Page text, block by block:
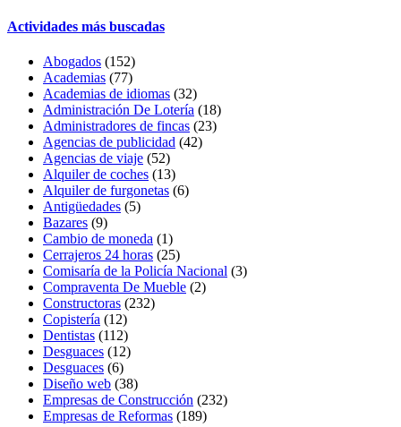
Actividades más buscadas
Abogados (152)
Academias (77)
Academias de idiomas (32)
Administración De Lotería (18)
Administradores de fincas (23)
Agencias de publicidad (42)
Agencias de viaje (52)
Alquiler de coches (13)
Alquiler de furgonetas (6)
Antigüedades (5)
Bazares (9)
Cambio de moneda (1)
Cerrajeros 24 horas (25)
Comisaría de la Policía Nacional (3)
Compraventa De Mueble (2)
Constructoras (232)
Copistería (12)
Dentistas (112)
Desguaces (12)
Desguaces (6)
Diseño web (38)
Empresas de Construcción (232)
Empresas de Reformas (189)